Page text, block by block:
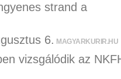
strand a
6. MAGYARKURIR.HU
vizsgálódik az